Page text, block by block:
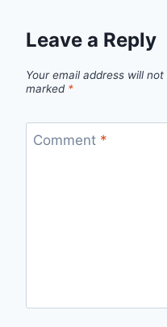
Leave a Reply
Your email address will
marked *
Comment *